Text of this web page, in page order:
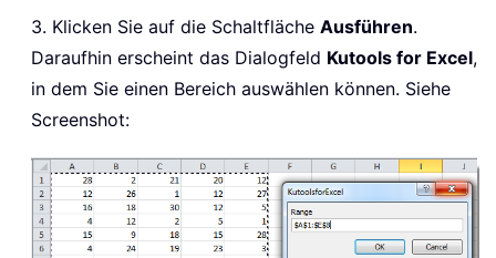
3. Klicken Sie auf die Schaltfläche Ausführen.
Daraufhin erscheint das Dialogfeld Kutools for Excel,
in dem Sie einen Bereich auswählen können. Siehe
Screenshot: